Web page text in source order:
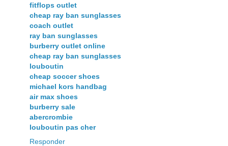
fitflops outlet
cheap ray ban sunglasses
coach outlet
ray ban sunglasses
burberry outlet online
cheap ray ban sunglasses
louboutin
cheap soccer shoes
michael kors handbag
air max shoes
burberry sale
abercrombie
louboutin pas cher
Responder